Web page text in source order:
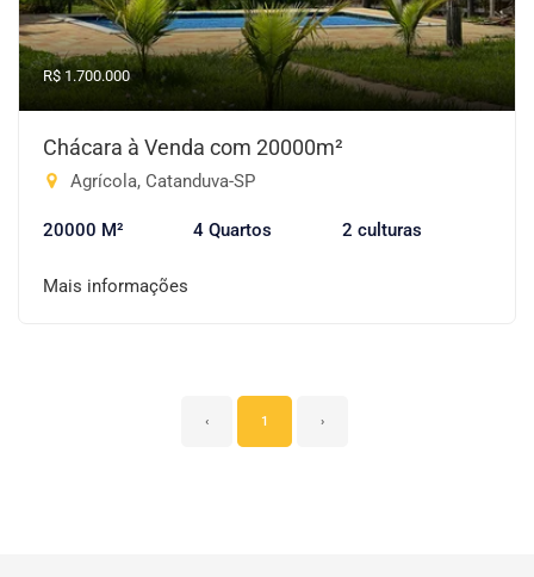
R$ 1.700.000
Chácara à Venda com 20000m²
Agrícola, Catanduva-SP
20000 M² 4 Quartos 2 culturas
Mais informações
‹ 1 ›